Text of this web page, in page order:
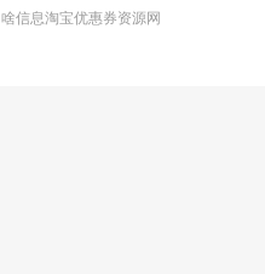
啥信息淘宝优惠券资源网